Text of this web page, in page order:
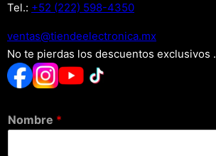
Tel.: +52 (222) 598-4350
xm.acinortceleedneit@satnev
No te pierdas los descuentos exclusivos .
Nombre *